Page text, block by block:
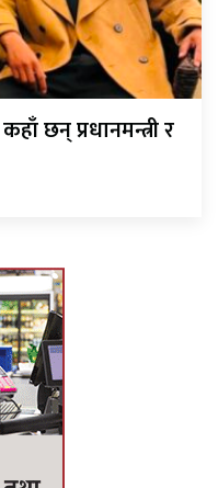
छन् प्रधानमन्त्री र